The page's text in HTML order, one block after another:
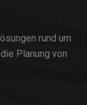
rund um
Planung von